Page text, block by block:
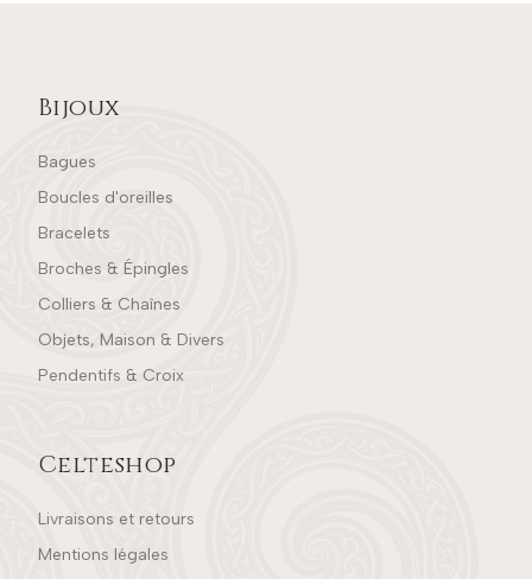
Bijoux
Bagues
Boucles d'oreilles
Bracelets
Broches & Épingles
Colliers & Chaînes
Objets, Maison & Divers
Pendentifs & Croix
Celteshop
Livraisons et retours
Mentions légales